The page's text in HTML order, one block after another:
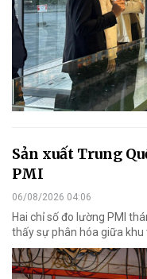
Sản xuất Trung
PMI
06/08/2026 04:06
Hai chỉ số đo lường PMI
thấy sự phân hóa giữa khu